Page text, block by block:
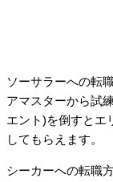
ソーサラーへの転
アマスターから試
エント)を倒すとエ
してもらえます。
シーカーへの転職